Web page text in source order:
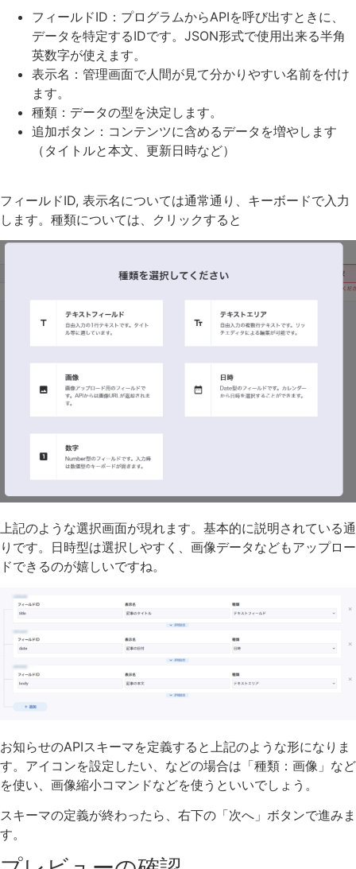
フィールドID：プログラムからAPIを呼び出すときに、
データを特定するIDです。JSON形式で使用出来る半角
英数字が使えます。
表示名：管理画面で人間が見て分かりやすい名前を付け
ます。
種類：データの型を決定します。
追加ボタン：コンテンツに含めるデータを増やします
（タイトルと本文、更新日時など）
フィールドID, 表示名については通常通り、キーボードで入力
します。種類については、クリックすると
上記のような選択画面が現れます。基本的に説明されている通
りです。日時型は選択しやすく、画像データなどもアップロー
ドできるのが嬉しいですね。
お知らせのAPIスキーマを定義すると上記のような形になりま
す。アイコンを設定したい、などの場合は「種類：画像」など
を使い、画像縮小コマンドなどを使うといいでしょう。
スキーマの定義が終わったら、右下の「次へ」ボタンで進みま
す。